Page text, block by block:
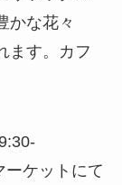
かな花々
ます。カフ
ーケットにて